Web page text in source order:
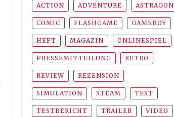
ACTION ADVENTURE ASTRAGON
COMIC FLASHGAME GAMEBOY
HEFT MAGAZIN ONLINESPIEL
PRESSEMITTEILUNG RETRO
REVIEW REZENSION
SIMULATION STEAM TEST
TESTBERICHT TRAILER VIDEO